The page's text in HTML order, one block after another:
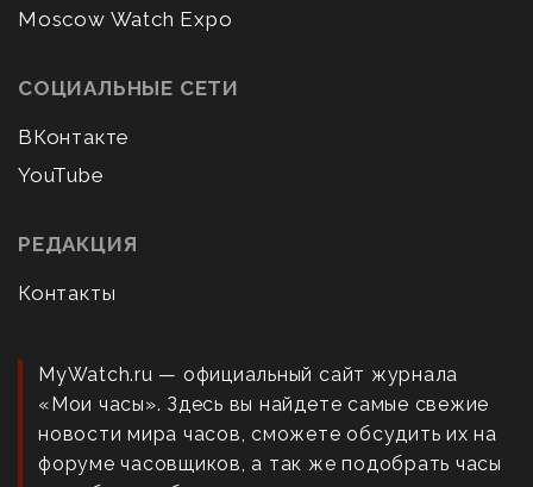
Moscow Watch Expo
СОЦИАЛЬНЫЕ СЕТИ
ВКонтакте
YouTube
РЕДАКЦИЯ
Контакты
MyWatch.ru — официальный сайт журнала
«Мои часы». Здесь вы найдете самые свежие
новости мира часов, сможете обсудить их на
форуме часовщиков, а так же подобрать часы